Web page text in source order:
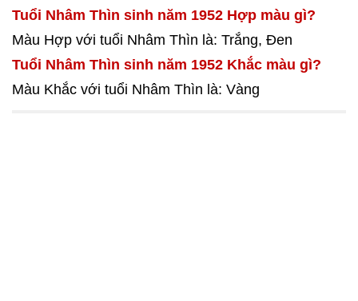
Tuổi Nhâm Thìn sinh năm 1952 Hợp màu gì?
Màu Hợp với tuổi Nhâm Thìn là: Trắng, Đen
Tuổi Nhâm Thìn sinh năm 1952 Khắc màu gì?
Màu Khắc với tuổi Nhâm Thìn là: Vàng